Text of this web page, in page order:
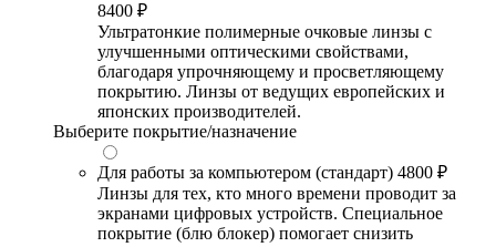
8400 ₽
Ультратонкие полимерные очковые линзы с
улучшенными оптическими свойствами,
благодаря упрочняющему и просветляющему
покрытию. Линзы от ведущих европейских и
японских производителей.
Выберите покрытие/назначение
Для работы за компьютером (стандарт) 4800 ₽
Линзы для тех, кто много времени проводит за
экранами цифровых устройств. Специальное
покрытие (блю блокер) помогает снизить